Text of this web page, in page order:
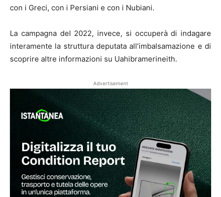
con i Greci, con i Persiani e con i Nubiani.
La campagna del 2022, invece, si occuperà di indagare
interamente la struttura deputata all’imbalsamazione e di
scoprire altre informazioni su Uahibramerineith.
Advertisement